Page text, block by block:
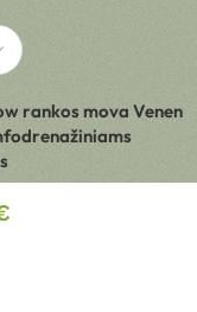
rankos mova Venen